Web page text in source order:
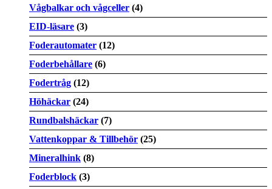
Vågbalkar och vågceller (4)
EID-läsare (3)
Foderautomater (12)
Foderbehållare (6)
Fodertråg (12)
Höhäckar (24)
Rundbalshäckar (7)
Vattenkoppar & Tillbehör (25)
Mineralhink (8)
Foderblock (3)